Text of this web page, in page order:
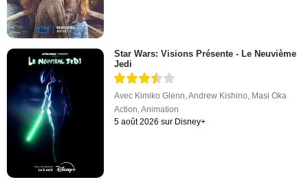
Star Wars: Visions Présente - Le Neuvième
Jedi
Avec Kimiko Glenn,Andrew Kishino, Masi Oka
Action,Animation
5 août 2026 sur Disney+